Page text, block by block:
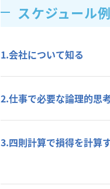
スケジュール例
1.会社について知る
2.仕事で必要な論理的思
3.四則計算で損得を計算